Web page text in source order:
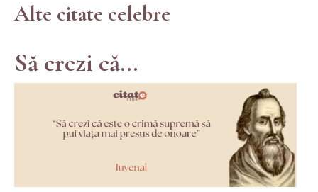
Alte citate celebre
Să crezi că...